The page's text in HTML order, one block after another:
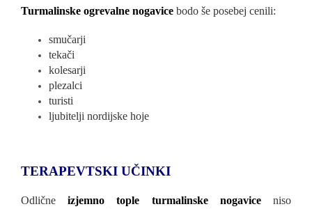
Turmalinske ogrevalne nogavice bodo še posebej cenili:
smučarji
tekači
kolesarji
plezalci
turisti
ljubitelji nordijske hoje
TERAPEVTSKI UČINKI
Odličneizjemno tople turmalinske nogaviceniso